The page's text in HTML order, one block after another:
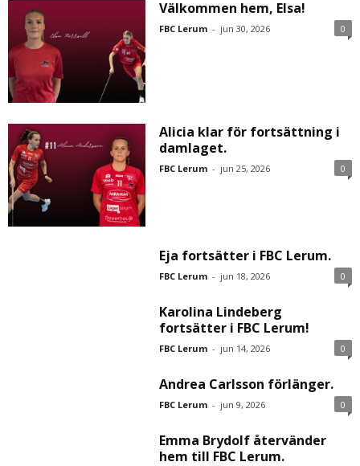
Välkommen hem, Elsa!
FBC Lerum - jun 30, 2026 0
Alicia klar för fortsättning i
damlaget.
FBC Lerum - jun 25, 2026 0
Eja fortsätter i FBC Lerum.
FBC Lerum - jun 18, 2026 0
Karolina Lindeberg
fortsätter i FBC Lerum!
FBC Lerum - jun 14, 2026 0
Andrea Carlsson förlänger.
FBC Lerum - jun 9, 2026 0
Emma Brydolf återvänder
hem till FBC Lerum.